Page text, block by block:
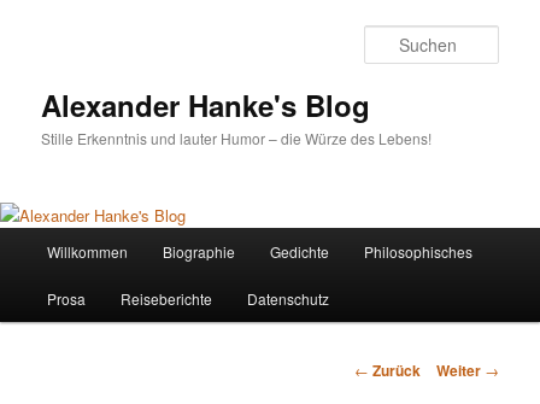
Alexander Hanke's Blog
Stille Erkenntnis und lauter Humor – die Würze des Lebens!
Willkommen Biographie Gedichte Philosophisches
Prosa Reiseberichte Datenschutz
Beitrags-
← Zurück Weiter →